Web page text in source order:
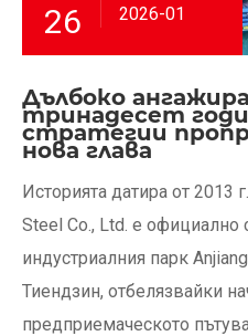
26 2026-01
Дълбоко
тринадесет
стратегии
нова глава
Историята датира от 2013
Steel Co., Ltd. е официално
индустриалния парк
Тиендзин, отбелязвайки
предприемаческото